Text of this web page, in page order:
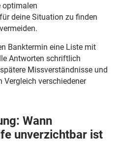
optimalen
deine Situation zu finden
Banktermin eine Liste mit
Antworten schriftlich
Missverständnisse und
verschiedener
Wann
unverzichtbar ist